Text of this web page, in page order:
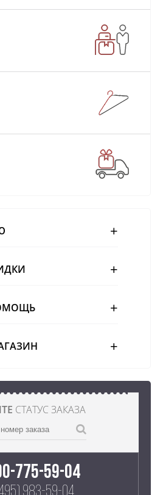
СТАТУС ЗАКАЗА
775-59-04